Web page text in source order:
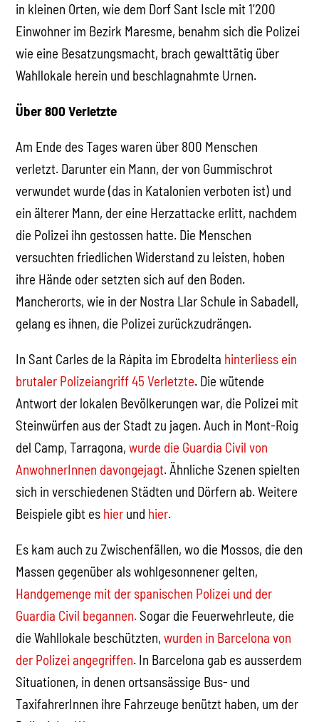
in kleinen Orten, wie dem Dorf Sant Iscle mit 1’200
Einwohner im Bezirk Maresme, benahm sich die Polizei
wie eine Besatzungsmacht, brach gewalttätig über
Wahllokale herein und beschlagnahmte Urnen.
Über 800 Verletzte
Am Ende des Tages waren über 800 Menschen
verletzt. Darunter ein Mann, der von Gummischrot
verwundet wurde (das in Katalonien verboten ist) und
ein älterer Mann, der eine Herzattacke erlitt, nachdem
die Polizei ihn gestossen hatte. Die Menschen
versuchten friedlichen Widerstand zu leisten, hoben
ihre Hände oder setzten sich auf den Boden.
Mancherorts, wie in der Nostra Llar Schule in Sabadell,
gelang es ihnen, die Polizei zurückzudrängen.
In Sant Carles de la Rápita im Ebrodelta hinterliess ein
brutaler Polizeiangriff 45 Verletzte. Die wütende
Antwort der lokalen Bevölkerungen war, die Polizei mit
Steinwürfen aus der Stadt zu jagen. Auch in Mont-Roig
del Camp, Tarragona,wurde die Guardia Civil von
AnwohnerInnen davongejagt. Ähnliche Szenen spielten
sich in verschiedenen Städten und Dörfern ab. Weitere
Beispiele gibt es hier und hier.
Es kam auch zu Zwischenfällen, wo die Mossos, die den
Massen gegenüber als wohlgesonnener gelten,
Handgemenge mit der spanischen Polizei und der
Guardia Civil begannen.Sogar die Feuerwehrleute, die
die Wahllokale beschützten,wurden in Barcelona von
der Polizei angegriffen. In Barcelona gab es ausserdem
Situationen, in denen ortsansässige Bus- und
TaxifahrerInnen ihre Fahrzeuge benützt haben, um der